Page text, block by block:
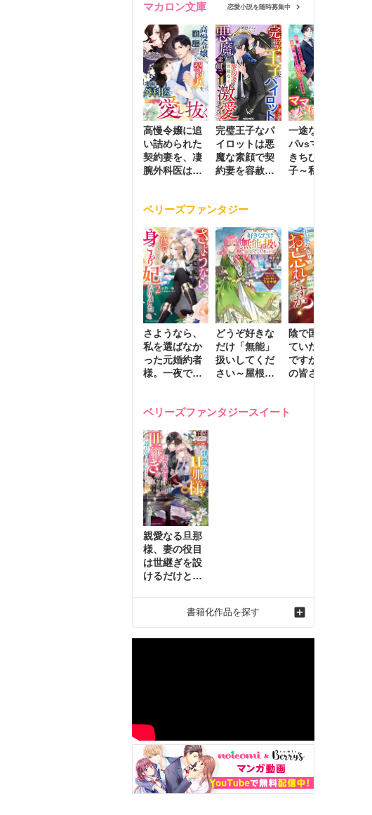
マカロン文庫 恋愛小説を随時募集中
高慢令嬢に追
い詰められた
契約妻を、凄
腕外科医はこ
完璧王子なパ
イロットは悪
魔な素顔で契
約妻を容赦な
一途な社長パ
パvsママ大好
きちびっこ息
子～私を捨て
ベリーズファンタジー
さようなら、
私を選ばなか
った元婚約者
様。一夜で大
ました２
どうぞ好きな
だけ「無能」
扱いしてくだ
さい～屋根裏
動かす万能令
陰で国を支え
ていたのは私
ですが、王家
の皆さんお忘
れ才女の辺境
ベリーズファンタジースイート
親愛なる旦那
様、妻の役目
は世継ぎを設
けるだけと聞
れ才女の幸せ
な結婚～2
書籍化作品を探す